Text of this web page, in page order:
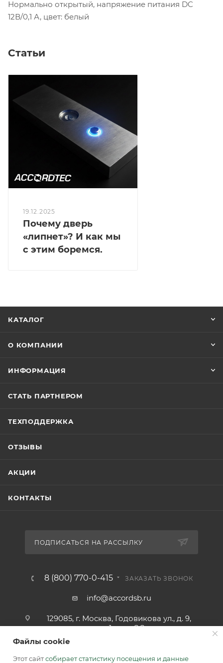
Нормально открытый, напряжение питания DC
12В/0,1 А, цвет: белый
Статьи
19.12.2025
Почему дверь
«липнет»? И как мы
с этим боремся.
КАТАЛОГ
О КОМПАНИИ
ИНФОРМАЦИЯ
СТАТЬ ПАРТНЕРОМ
ТЕХПОДДЕРЖКА
ОТЗЫВЫ
АКЦИИ
КОНТАКТЫ
ПОДПИСАТЬСЯ НА РАССЫЛКУ
8 (800) 770-0-415 ЗАКАЗАТЬ ЗВОНОК
info@accordsb.ru
129085, г. Москва, Годовикова ул., д. 9,
стр. 1, пом. 2.2
Адрес для почтовой корреспонденции:
129085, г. Москва, а/я. 64
Файлы cookie
Этот сайтсобирает статистику посещения и данные